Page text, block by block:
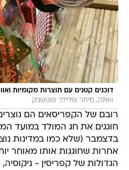
דוכנים קטנים עם תוצרות מקומיות
וואלה, מיתר שליידר פוטשניק
רובם של הקפריסאים הם
בדצמבר (שלא כמו במדינות
אחרות שחוגגות אותו מאוחר
הגדולות של קפריסין -